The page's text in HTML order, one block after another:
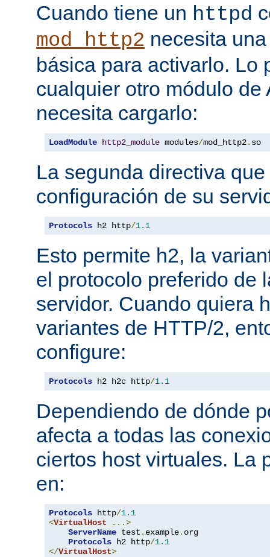
Cuando tiene un httpd
mod_http2 necesita
básica para activarlo. Lo
cualquier otro módulo de
necesita cargarlo:
LoadModule http2_module modules/mod_http2. so
La segunda directiva
configuración de su
Protocols h2 http/1.1
Esto permite h2, la
el protocolo preferido de
servidor. Cuando quiera
variantes de HTTP/2,
configure:
Protocols h2 h2c http/1.1
Dependiendo de dónde
afecta a todas las
ciertos host virtuales. La
en:
Protocols http/1.1
<VirtualHost
...>
ServerName test . example. org
Protocols h2 http/1.1
</VirtualHost>